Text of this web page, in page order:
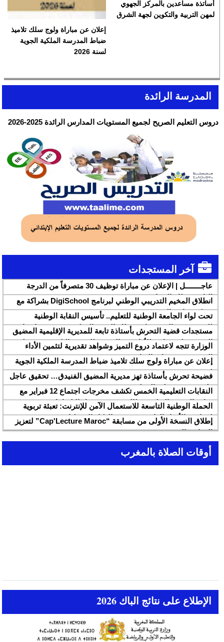
أساتذة مساعدين بالمركز الجهوي
لمهن التربية والتكوين لجهة الشرق
إعلان عن مباراة ولوج سلك تلاميذ
ضباط المدرسة الملكية الجوية
لسنة 2026
المدرسة الرائدة
دروس التعليم الصريح لجميع المستويات المدارس الرائدة 2025-2026
آخر المستجدات
عاجــــــــل | الإعلان عن مباراة توظيف 30 متصرفاً من الدرجة
الثانية بقطاع الشباب
انطلاق المخيم التدريبي الوطني لبرنامج DigiSchool بشراكة مع
شركة هواوي المغرب
تحت لواء الجامعة الوطنية للتعليم.. تأسيس النقابة الوطنية
للمتصرفين والمتصرفات بقطاع التربية الوطنية SNASE وانتخاب
مكتبها الوطني
مستجدات قضية التحرش بأستاذة تابعة للمديرية الإقليمية المضيق
الفنيدق ولجنة تابعة للأكاديمية الجهوية للتربية والتكوين بجهة طنجة
تطوان الحسيمة، تحل بذات المديرية الإقليمية
الوزارة تتجه لاعتماد دروع التميز وشواهد تقديرية لتثمين الأداء
التربوي بمؤسسات الريادة
إعلان عن مباراة ولوج سلك تلاميذ ضباط المدرسة الملكية الجوية
لسنة 2026
فضيحة تحرش بأستاذة تهز مديرية المضيق الفنيدق… تحقيق عاجل
ولجنة تفتيش على الخط
النقابات التعليمية الخمس تكشف مخرجات اجتماع 12 فبراير مع
وزارة التربية والتعليم وتطالب بتسريع تنزيل الالتزامات
الحملة الوطنية التاسعة للاستعمال الآمن للإنترنت: تعبئة تربوية
لمواجهة الأخبار الزائفة في عصر الذكاء الاصطناعي
إطلاق النسخة الأولى من مسابقة “Cap'Lecture Maroc” لتعزيز
القراءة بالفرنسية سنة 2026
أوقات الصلاة بالمغرب
الإطلاع على نتائج الباك 2026